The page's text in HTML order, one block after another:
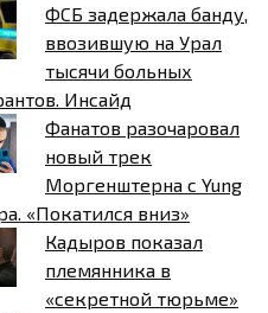
ФСБ задержала банду,
ввозившую на Урал
тысячи больных
Инсайд
Фанатов разочаровал
новый трек
Моргенштерна с Yung
«Покатился вниз»
Кадыров показал
племянника в
«секретной тюрьме»